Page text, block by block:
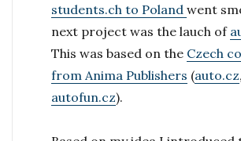
students.ch to Poland went
next project was the lauch of
This was based on the Czech
from Anima Publishers (auto.cz,
autofun.cz).